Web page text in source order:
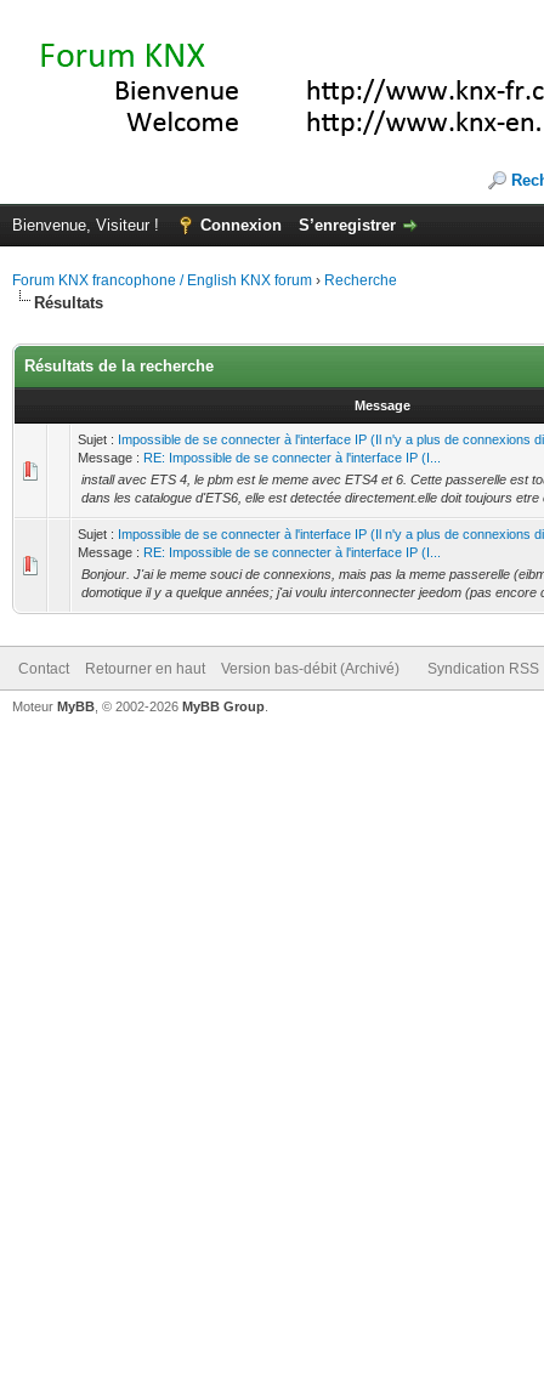
Bienvenue, Visiteur ! Connexion S’enregistrer
Forum KNX francophone / English KNX forum › Recherche
Résultats
Résultats de la recherche
Message
Sujet : Impossible de se connecter à l'interface IP (Il n'y a plus de connexions
Message : RE: Impossible de se connecter à l'interface IP (I...
install avec ETS 4, le pbm est le meme avec ETS4 et 6. Cette passerelle est
dans les catalogue d'ETS6, elle est detectée directement.elle doit toujours etre
Sujet : Impossible de se connecter à l'interface IP (Il n'y a plus de connexions
Message : RE: Impossible de se connecter à l'interface IP (I...
Bonjour. J'ai le meme souci de connexions, mais pas la meme passerelle
domotique il y a quelque années; j'ai voulu interconnecter jeedom (pas encore
Contact Retourner en haut Version bas-débit (Archivé) Syndication RSS
Moteur MyBB , © 2002-2026 MyBB Group